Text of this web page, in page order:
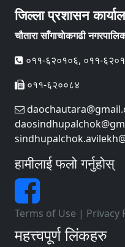
जिल्ला प्रशासन
चौतारा साँगाचाेकगढी
०११-६२०१०६, ०११-
०११-६२००८४
हामीलाई फलो गर्नुहोस्
Terms of Use | Privacy
महत्त्वपूर्ण लिंकहरु